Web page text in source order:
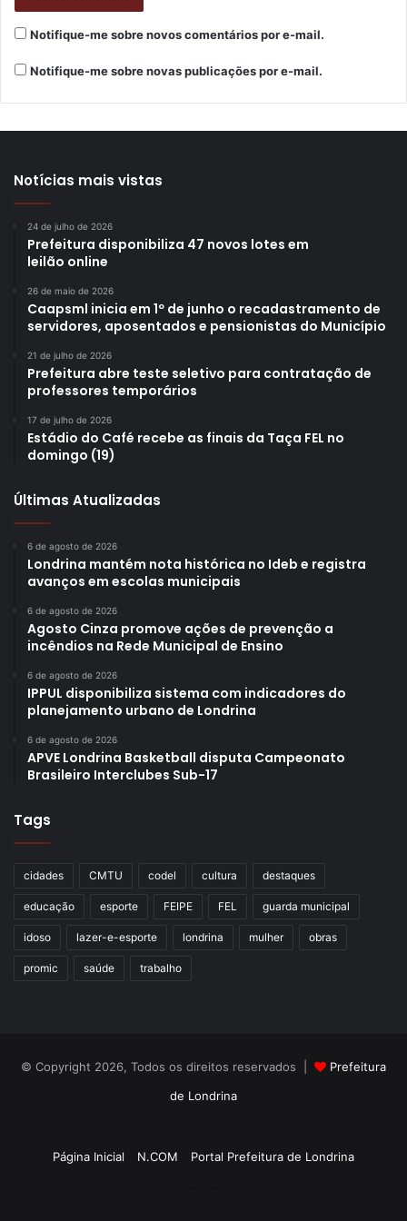
O aluno Nicholas Silva contou que participa do projeto
“Sempre gostei de dançar, mas antes tinha vergonha e
agora tenho bem menos. Dançar me traz inspiração e me
faz sentir livre”, salientou.
Gostei
Etiquetas arte
Escola Municipal Ruth Ferreira de Souza
Secretaria Municipal de Educação
SME
Notifique-me sobre novos comentários por e-mail.
Notifique-me sobre novas publicações por e-mail.
Notícias mais vistas
24 de julho de 2026
Prefeitura disponibiliza 47 novos lotes em
leilão online
26 de maio de 2026
Caapsml inicia em 1º de junho o recadastramento de
servidores, aposentados e pensionistas do Município
21 de julho de 2026
Prefeitura abre teste seletivo para contratação de
professores temporários
17 de julho de 2026
Estádio do Café recebe as finais da Taça FEL no
domingo (19)
Últimas Atualizadas
6 de agosto de 2026
Londrina mantém nota histórica no Ideb e registra
avanços em escolas municipais
6 de agosto de 2026
Agosto Cinza promove ações de prevenção a
incêndios na Rede Municipal de Ensino
6 de agosto de 2026
IPPUL disponibiliza sistema com indicadores do
planejamento urbano de Londrina
6 de agosto de 2026
APVE Londrina Basketball disputa Campeonato
Brasileiro Interclubes Sub-17
Tags
cidades CMTU codel cultura destaques
educação esporte FEIPE FEL guarda municipal
idoso lazer-e-esporte londrina mulher obras
promic saúde trabalho
© Copyright 2026, Todos os direitos reservados |
Prefeitura
de Londrina
Página Inicial N.COM Portal Prefeitura de Londrina